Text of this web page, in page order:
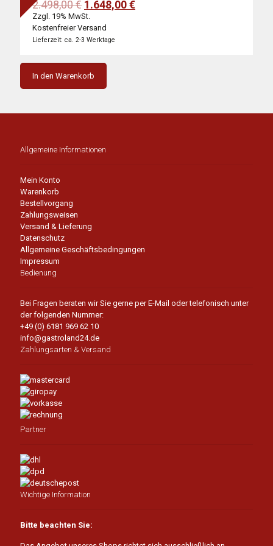
2.498,00€ Ursprünglicher
Preis
war:
2.498,00 €
1.648,00€Aktueller
Zzgl. 19% MwSt.
Kostenfreier Versand
Lieferzeit: ca. 2-3 Werktage
In den Warenkorb
Allgemeine Informationen
Mein Konto
Warenkorb
Bestellvorgang
Zahlungsweisen
Versand & Lieferung
Datenschutz
Allgemeine Geschäftsbedingungen
Impressum
Bedienung
Bei Fragen beraten wir Sie gerne per E-Mail oder telefonisch unter
der folgenden Nummer:
+49 (0) 6181 969 62 10
info@gastroland24.de
Zahlungsarten & Versand
Partner
Wichtige Information
Bitte beachten Sie: